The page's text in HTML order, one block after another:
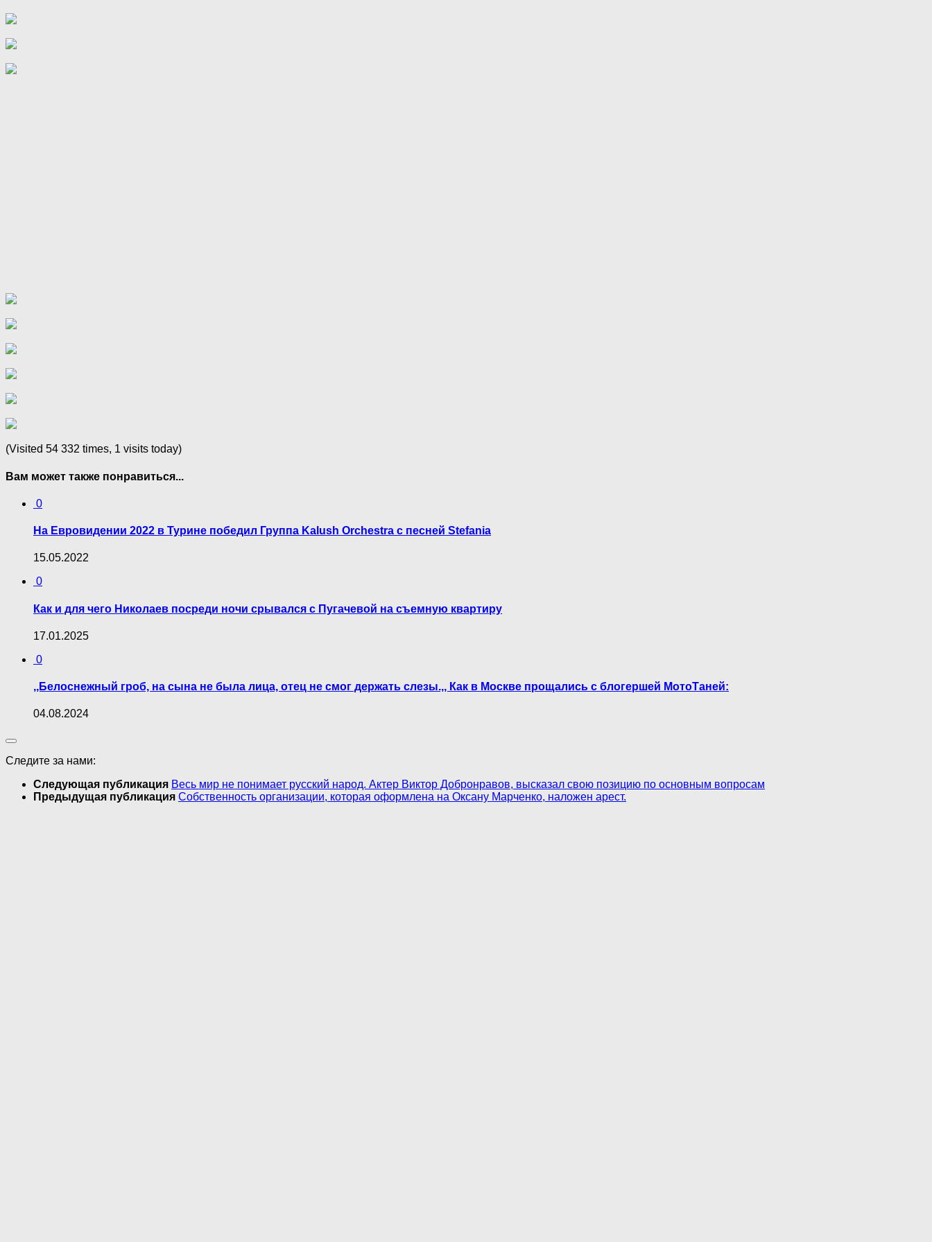
(Visited 54 332 times, 1 visits today)
Вам может также понравиться...
0
На Евровидении 2022 в Турине победил Группа Kalush Orchestra с песней Stefania
15.05.2022
0
Как и для чего Николаев посреди ночи срывался с Пугачевой на съемную квартиру
17.01.2025
0
,,Белоснежный гроб, на сына не была лица, отец не смог держать слезы.,, Как в Москве прощались с блогершей МотоТаней:
04.08.2024
Следите за нами:
Следующая публикация Весь мир не понимает pyccкий народ. Актер Виктор Добронравов, высказал свою позицию по основным вопросам
Предыдущая публикация Собственность организации, которая оформлена на Оксану Мapчeнкo, наложен apecт.